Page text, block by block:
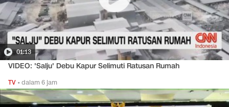
01:13
VIDEO: 'Salju' Debu Kapur Selimuti Ratusan Rumah
TV •dalam 6 jam